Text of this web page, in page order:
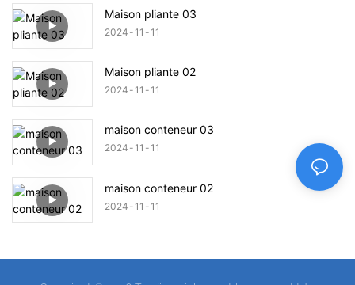
Maison pliante 03
2024 11 11
Maison pliante 02
2024 11 11
maison conteneur 03
2024 11 11
maison conteneur 02
2024 11 11